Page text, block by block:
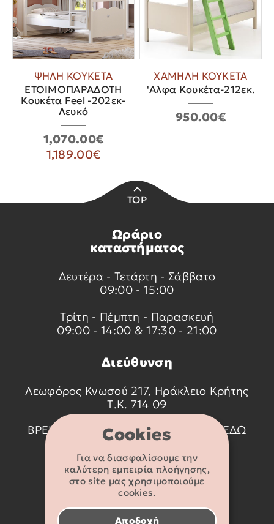
Cookies
Για να διασφαλίσουμε την
καλύτερη εμπειρία πλοήγησης,
στο site μας χρησιμοποιούμε
cookies.
Αποδοχή
ΨΗΛΗ ΚΟΥΚΕΤΑ
ΕΤΟΙΜΟΠΑΡΑΔΟΤΗ
Κουκέτα Feel -202εκ-
Λευκό
1,070.00€
1,189.00€
ΧΑΜΗΛΗ ΚΟΥΚΕΤΑ
'Αλφα Κουκέτα-212εκ.
950.00€
TOP
Ωράριο
καταστήματος
Δευτέρα - Τετάρτη - Σάββατο
09:00 - 15:00
Τρίτη - Πέμπτη - Παρασκευή
09:00 - 14:00 & 17:30 - 21:00
Διεύθυνση
Λεωφόρος Κνωσού 217, Ηράκλειο Κρήτης
Τ.Κ. 714 09
ΒΡΕΙΤΕ ΜΑΣ ΣΤΟ ΧΑΡΤΗ ΠΑΤΩΝΤΑΣ
ΕΔΩ
Στοιχεία
επικοινωνίας